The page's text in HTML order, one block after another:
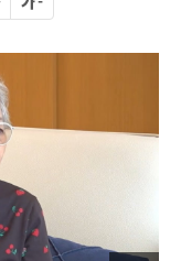
크게
글자 작게